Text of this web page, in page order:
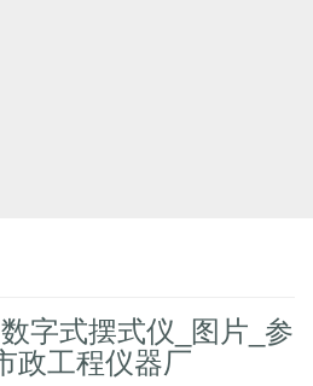
字式摆式仪_图片_参
政工程仪器厂